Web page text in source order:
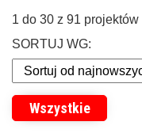
1 do 30 z 91 projektów
SORTUJ WG:
Wszystkie